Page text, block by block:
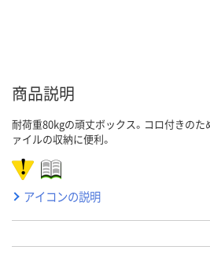
商品説明
耐荷重80kgの頑丈ボックス。コロ付きのた
ァイルの収納に便利。
アイコンの説明